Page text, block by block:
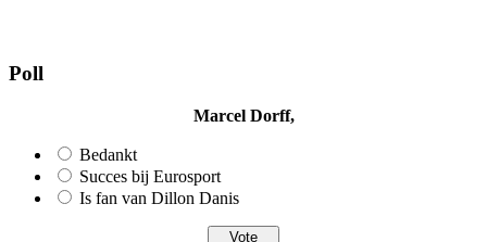
Poll
Marcel Dorff,
Bedankt
Succes bij Eurosport
Is fan van Dillon Danis